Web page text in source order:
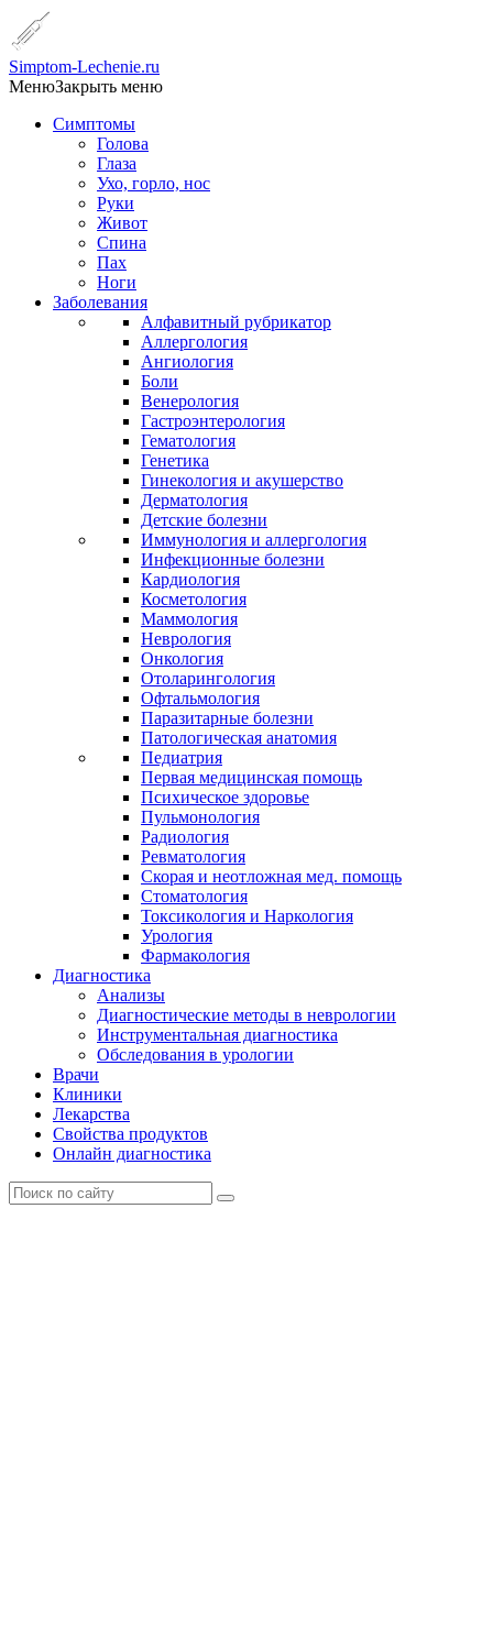
Simptom-Lechenie.ru
МенюЗакрыть меню
Симптомы
Голова
Глаза
Ухо, горло, нос
Руки
Живот
Спина
Пах
Ноги
Заболевания
Алфавитный рубрикатор
Аллергология
Ангиология
Боли
Венерология
Гастроэнтерология
Гематология
Генетика
Гинекология и акушерство
Дерматология
Детские болезни
Иммунология и аллергология
Инфекционные болезни
Кардиология
Косметология
Маммология
Неврология
Онкология
Отоларингология
Офтальмология
Паразитарные болезни
Патологическая анатомия
Педиатрия
Первая медицинская помощь
Психическое здоровье
Пульмонология
Радиология
Ревматология
Скорая и неотложная мед. помощь
Стоматология
Токсикология и Наркология
Урология
Фармакология
Диагностика
Анализы
Диагностические методы в неврологии
Инструментальная диагностика
Обследования в урологии
Врачи
Клиники
Лекарства
Свойства продуктов
Онлайн диагностика